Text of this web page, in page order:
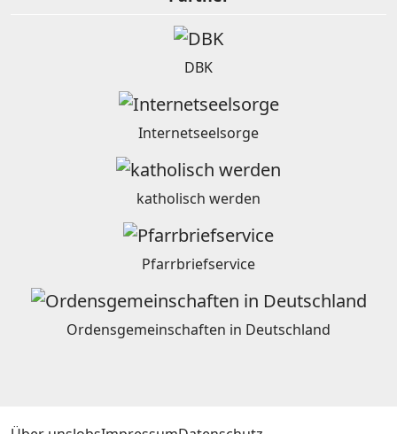
DBK
Internetseelsorge
katholisch werden
Pfarrbriefservice
Ordensgemeinschaften in Deutschland